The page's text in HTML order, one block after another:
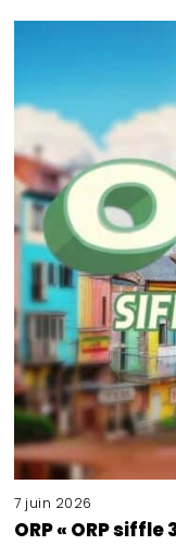
7 juin 2026
ORP « ORP siffle